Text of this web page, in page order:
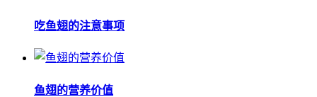
吃鱼翅的注意事项
鱼翅的营养价值